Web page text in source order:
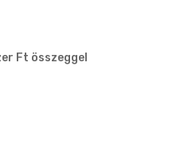
Ft összeggel